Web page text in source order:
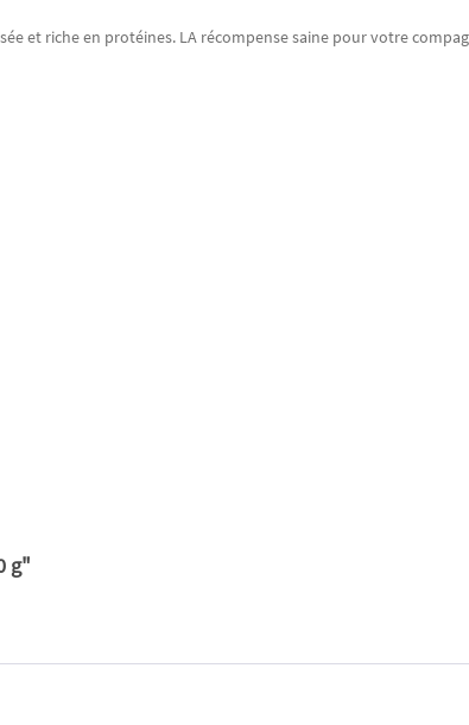
et riche en protéines. LA récompense saine pour votre
g"